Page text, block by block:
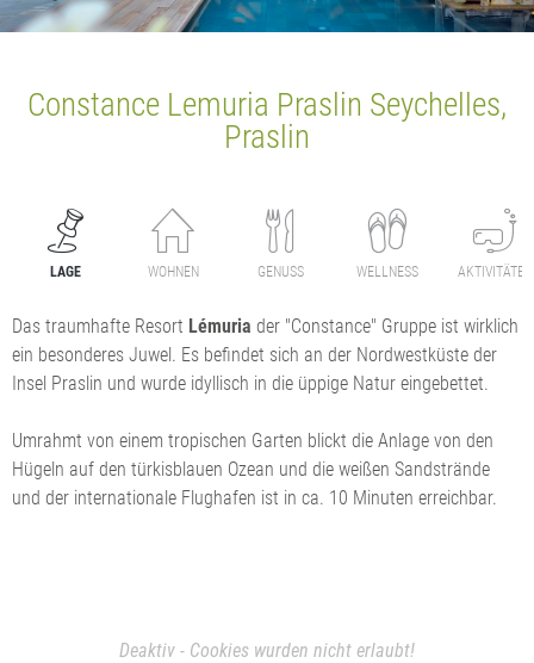
Constance Lemuria Praslin Seychelles,
Praslin
LAGE WOHNEN GENUSS WELLNESS AKTIVITÄTEN
Das traumhafte Resort Lémuria der "Constance" Gruppe ist wirklich
ein besonderes Juwel. Es befindet sich an der Nordwestküste der
Insel Praslin und wurde idyllisch in die üppige Natur eingebettet.
Umrahmt von einem tropischen Garten blickt die Anlage von den
Hügeln auf den türkisblauen Ozean und die weißen Sandstrände
und der internationale Flughafen ist in ca. 10 Minuten erreichbar.
Deaktiv - Cookies wurden nicht erlaubt!